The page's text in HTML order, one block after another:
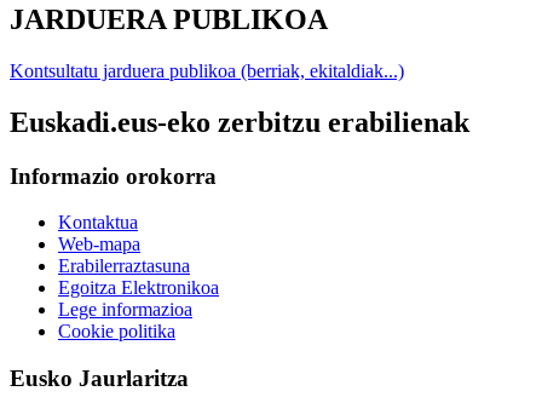
JARDUERA PUBLIKOA
Kontsultatu jarduera publikoa (berriak, ekitaldiak...)
Euskadi.eus-eko zerbitzu erabilienak
Informazio orokorra
Kontaktua
Web-mapa
Erabilerraztasuna
Egoitza Elektronikoa
Lege informazioa
Cookie politika
Eusko Jaurlaritza